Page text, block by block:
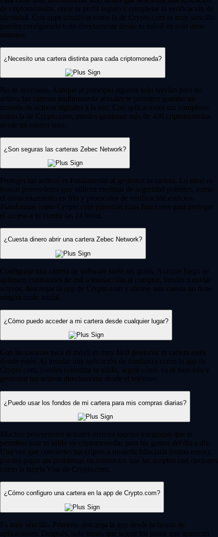
de criptomonedas, crear tu perfil seguro y completar la verificación de
identidad. Con apps intuitivas como la de Crypto.com es muy sencillo:
puedes configurarlo todo directamente desde tu móvil en solo unos
minutos.
¿Necesito una cartera distinta para cada criptomoneda?
No es necesario. Aunque al principio algunas solo servían para un
activo, las carteras multimoneda actuales te permiten guardar un
montón de activos digitales a la vez. Con aplicaciones tan completas
como la de Crypto.com, puedes gestionar más de 400 criptomonedas
desde un mismo sitio.
¿Son seguras las carteras Zebec Network?
Proteger tus activos es fundamental al gestionar tu cartera. Lo ideal es
buscar proveedores que utilicen medidas de seguridad potentes, como
el almacenamiento en frío y protocolos de verificación estrictos.
Plataformas como Crypto.com priorizan estas funciones para proteger
el acceso a tu cuenta las 24 horas.
¿Cuesta dinero abrir una cartera Zebec Network?
Configurar una cartera de software suele ser gratis. Aunque luego se
apliquen comisiones de red o transacción al comprar, vender o enviar
activos, descargar la app de Crypto.com y abrirse una cuenta no tiene
ningún coste inicial.
¿Cómo puedo acceder a mi cartera desde cualquier lugar?
Con las carteras para el móvil es muy fácil gestionar tu cartera estés
donde estés. Al instalar una aplicación de confianza como la app de
Crypto.com, puedes consultar tu saldo, seguir cómo va el mercado y
gestionar tus activos directamente desde el teléfono.
¿Puedo usar los fondos de mi cartera para mis compras diarias?
Muchos proveedores actuales ofrecen tarjetas integradas que te
permiten usar tu saldo en criptomonedas para tus gastos del día a día.
Una vez que conviertes tus criptos a moneda fiduciaria (como euros),
puedes pagar sin problemas en comercios que las acepten con opciones
como la tarjeta Visa de Crypto.com.
¿Cómo configuro una cartera en la app de Crypto.com?
Es muy sencillo. Primero, descarga la app desde tu tienda de
aplicaciones. Después, solo tienes que seguir los pasos que aparecen